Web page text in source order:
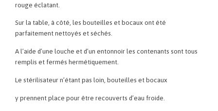
rouge éclatant.
Sur la table, à côté, les bouteilles et bocaux ont été
parfaitement nettoyés et séchés.
A l’aide d’une louche et d’un entonnoir les contenants sont tous
remplis et fermés hermétiquement.
Le stérilisateur n’étant pas loin, bouteilles et bocaux
y prennent place pour être recouverts d’eau froide.